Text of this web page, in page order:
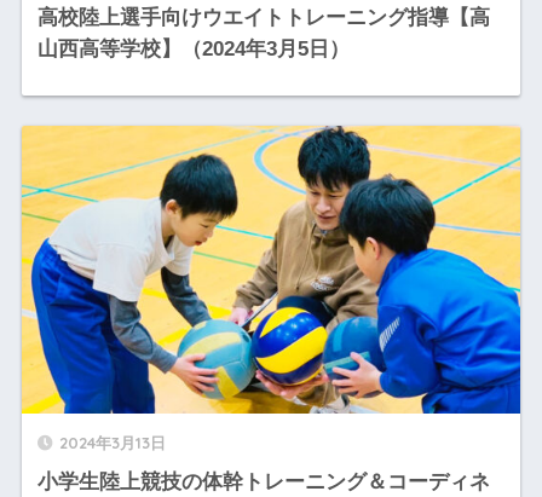
高校陸上選手向けウエイトトレーニング指導【高
山西高等学校】（2024年3月5日）
2024年3月13日
小学生陸上競技の体幹トレーニング＆コーディネ